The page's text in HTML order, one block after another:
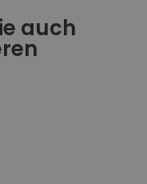
auch